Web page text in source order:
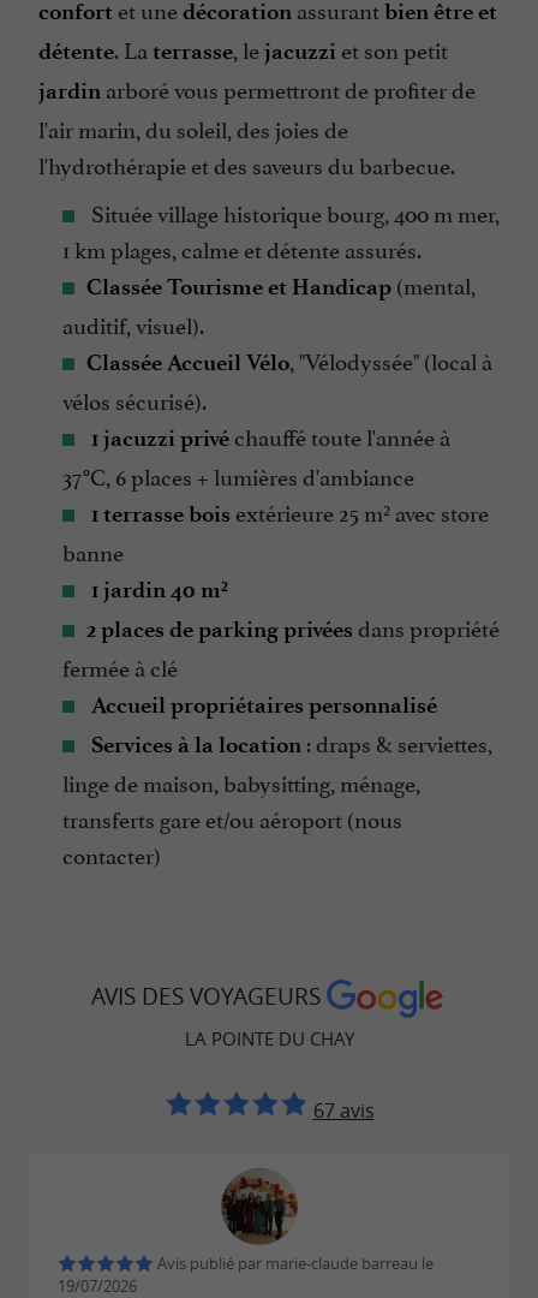
confort et unedécoration assurantbien être et
détente. La terrasse, lejacuzzi et son petit
jardin arboré vous permettront de profiter de
l'air marin, du soleil, des joies de
l'hydrothérapie et des saveurs du barbecue.
Située village historique bourg, 400 m mer,
1 km plages, calme et détente assurés.
Classée Tourisme et Handicap (mental,
auditif, visuel).
Classée Accueil Vélo, "Vélodyssée" (local à
vélos sécurisé).
1 jacuzzi privé chauffé toute l'année à
37°C, 6 places + lumières d'ambiance
1 terrasse bois extérieure 25 m² avec store
banne
1 jardin 40 m²
2 places de parking privées dans propriété
fermée à clé
Accueil propriétaires personnalisé
Services à la location : draps & serviettes,
linge de maison, babysitting, ménage,
transferts gare et/ou aéroport (nous
contacter)
AVIS DES VOYAGEURS
LA POINTE DU CHAY
67 avis
Avis publié par marie-claude barreau le
19/07/2026